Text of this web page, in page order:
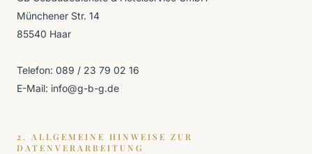
Münchener Str. 14
85540 Haar
Telefon: 089 / 23 79 02 16
E-Mail: info@g-b-g.de
2. ALLGEMEINE HINWEISE ZUR
DATENVERARBEITUNG